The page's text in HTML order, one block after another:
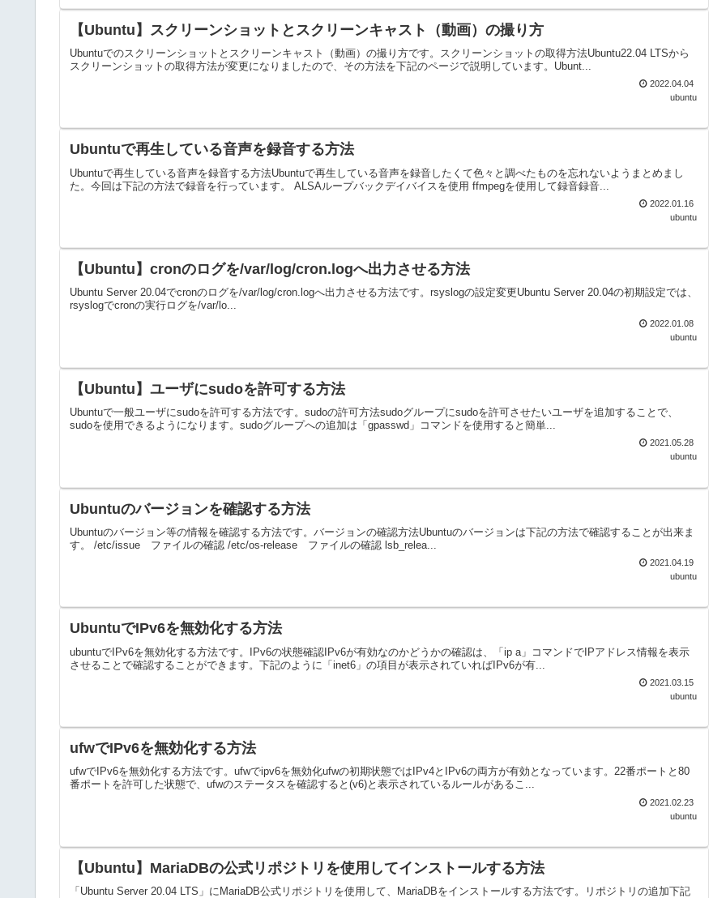
【Ubuntu】スクリーンショットとスクリーンキャスト（動画）の撮り方
Ubuntuでのスクリーンショットとスクリーンキャスト（動画）の撮り方です。スクリーンショットの取得方法Ubuntu22.04 LTSから
スクリーンショットの取得方法が変更になりましたので、その方法を下記のページで説明しています。Ubunt...
2022.04.04
ubuntu
Ubuntuで再生している音声を録音する方法
Ubuntuで再生している音声を録音する方法Ubuntuで再生している音声を録音したくて色々と調べたものを忘れないようまとめまし
た。今回は下記の方法で録音を行っています。 ALSAループバックデイバイスを使用 ffmpegを使用して録音録音...
2022.01.16
ubuntu
【Ubuntu】cronのログを/var/log/cron.logへ出力させる方法
Ubuntu Server 20.04でcronのログを/var/log/cron.logへ出力させる方法です。rsyslogの設定変更Ubuntu Server 20.04の初期設定では、
rsyslogでcronの実行ログを/var/lo...
2022.01.08
ubuntu
【Ubuntu】ユーザにsudoを許可する方法
Ubuntuで一般ユーザにsudoを許可する方法です。sudoの許可方法sudoグループにsudoを許可させたいユーザを追加することで、
sudoを使用できるようになります。sudoグループへの追加は「gpasswd」コマンドを使用すると簡単...
2021.05.28
ubuntu
Ubuntuのバージョンを確認する方法
Ubuntuのバージョン等の情報を確認する方法です。バージョンの確認方法Ubuntuのバージョンは下記の方法で確認することが出来ま
す。 /etc/issue ファイルの確認 /etc/os-release ファイルの確認 lsb_relea...
2021.04.19
ubuntu
UbuntuでIPv6を無効化する方法
ubuntuでIPv6を無効化する方法です。IPv6の状態確認IPv6が有効なのかどうかの確認は、「ip a」コマンドでIPアドレス情報を表示
させることで確認することができます。下記のように「inet6」の項目が表示されていればIPv6が有...
2021.03.15
ubuntu
ufwでIPv6を無効化する方法
ufwでIPv6を無効化する方法です。ufwでipv6を無効化ufwの初期状態ではIPv4とIPv6の両方が有効となっています。22番ポートと80
番ポートを許可した状態で、ufwのステータスを確認すると(v6)と表示されているルールがあるこ...
2021.02.23
ubuntu
【Ubuntu】MariaDBの公式リポジトリを使用してインストールする方法
「Ubuntu Server 20.04 LTS」にMariaDB公式リポジトリを使用して、MariaDBをインストールする方法です。リポジトリの追加下記